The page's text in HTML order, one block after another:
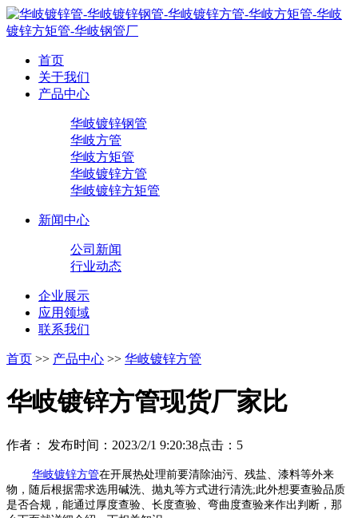
首页
关于我们
产品中心
华岐镀锌钢管
华岐方管
华岐方矩管
华岐镀锌方管
华岐镀锌方矩管
新闻中心
公司新闻
行业动态
企业展示
应用领域
联系我们
首页 >> 产品中心 >> 华岐镀锌方管
华岐镀锌方管现货厂家比
作者： 发布时间：2023/2/1 9:20:38点击： 5
华岐镀锌方管在开展热处理前要清除油污、残盐、漆料等外来
物，随后根据需求选用碱洗、抛丸等方式进行清洗;此外想要查验品质
是否合规，能通过厚度查验、长度查验、弯曲度查验来作出判断，那